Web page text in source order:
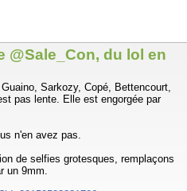
@Sale_Con, du lol en
Sarkozy, Copé, Bettencourt,
pas lente. Elle est engorgée par
n'en avez pas.
de selfies grotesques, remplaçons
un 9mm.